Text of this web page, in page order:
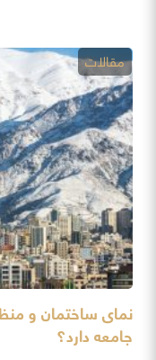
نمای ساختمان و
جامعه دارد؟
مقالات